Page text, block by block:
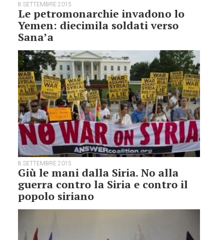
8 SETTEMBRE 2015
Le petromonarchie invadono lo
Yemen: diecimila soldati verso
Sana’a
8 SETTEMBRE 2015
Giù le mani dalla Siria. No alla
guerra contro la Siria e contro il
popolo siriano